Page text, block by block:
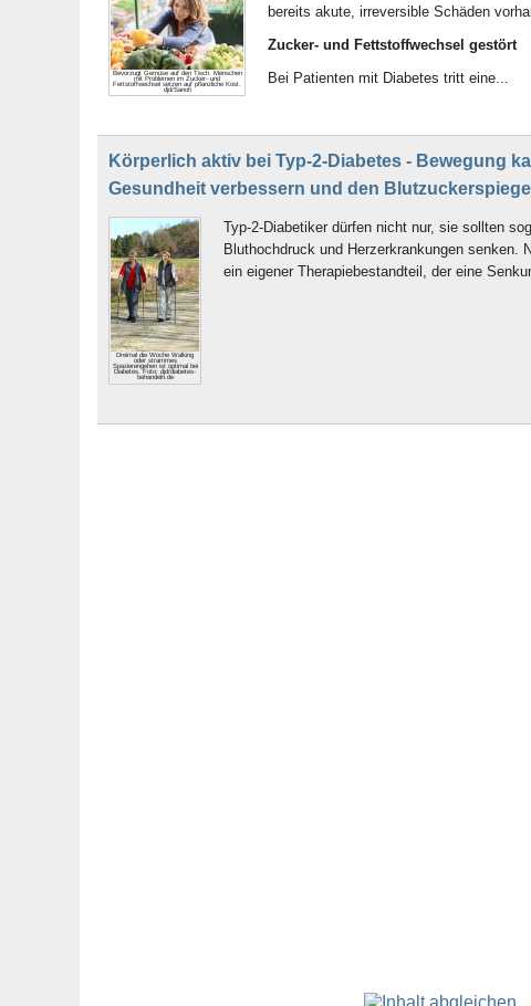
Bevorzugt Gemüse auf den Tisch. Menschen
mit Problemen im Zucker- und
Fettstoffwechsel setzen auf pflanzliche Kost.
djd/Sanofi
bereits akute, irreversible Schäden
Zucker- und Fettstoffwechsel gestört
Bei Patienten mit Diabetes tritt eine...
Körperlich aktiv bei Typ-2-Diabetes - Bewegung
Gesundheit verbessern und den
Dreimal die Woche Walking
oder strammes
Spazierengehen ist optimal bei
Diabetes. Foto: djd/diabetes-
behandeln.de
Typ-2-Diabetiker dürfen nicht nur, sie sollten
Bluthochdruck und Herzerkrankungen senken.
ein eigener Therapiebestandteil, der eine